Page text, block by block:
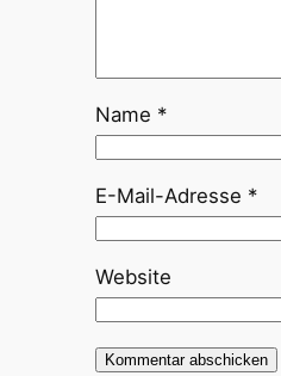
Name *
E-Mail-Adresse *
Website